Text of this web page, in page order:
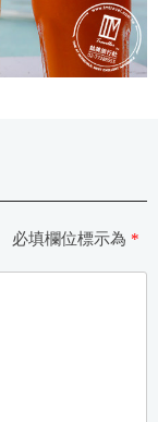
必填欄位標示為 *